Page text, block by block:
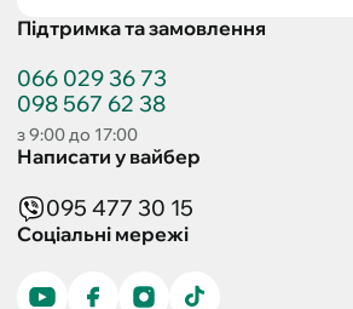
Підтримка та замовлення
066 029 36 73
098 567 62 38
з 9:00 до 17:00
Написати у вайбер
095 477 30 15
Соціальні мережі